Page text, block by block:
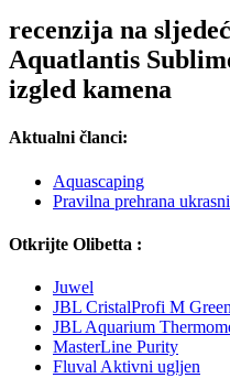
recenzija na
Aquatlantis
izgled kamena
Aktualni članci:
Aquascaping
Pravilna prehrana
Otkrijte Olibetta :
Juwel
JBL CristalProfi M
JBL Aquarium
MasterLine Purity
Fluval Aktivni ugljen